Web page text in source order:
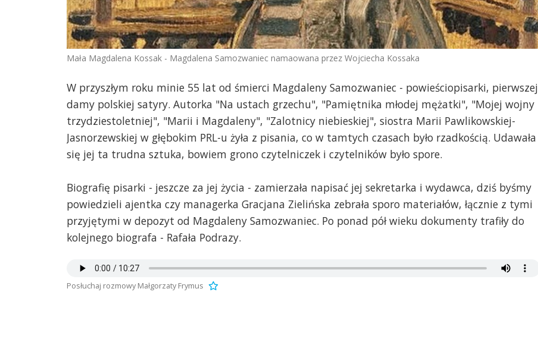
Mała Magdalena Kossak - Magdalena Samozwaniec namaowana przez Wojciecha Kossaka
W przyszłym roku minie 55 lat od śmierci Magdaleny Samozwaniec - powieściopisarki, pierwszej
damy polskiej satyry. Autorka "Na ustach grzechu", "Pamiętnika młodej mężatki", "Mojej wojny
trzydziestoletniej", "Marii i Magdaleny", "Zalotnicy niebieskiej", siostra Marii Pawlikowskiej-
Jasnorzewskiej w głębokim PRL-u żyła z pisania, co w tamtych czasach było rzadkością. Udawała
się jej ta trudna sztuka, bowiem grono czytelniczek i czytelników było spore.
Biografię pisarki - jeszcze za jej życia - zamierzała napisać jej sekretarka i wydawca, dziś byśmy
powiedzieli ajentka czy managerka Gracjana Zielińska zebrała sporo materiałów, łącznie z tymi
przyjętymi w depozyt od Magdaleny Samozwaniec. Po ponad pół wieku dokumenty trafiły do
kolejnego biografa - Rafała Podrazy.
Posłuchaj rozmowy Małgorzaty Frymus